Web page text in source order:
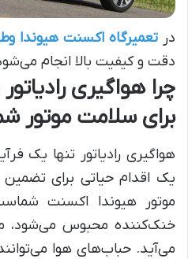
درتعمیرگاه اکسنت هیوندا
دقت و کیفیت بالا انجام
چرا هواگیری
برای سلامت موتور
هواگیری رادیاتور تنها یک
یک اقدام حیاتی برای
موتور هیوندا اکسنت
خنک‌کننده محبوس می‌شود،
می‌آید. حباب‌های هوا